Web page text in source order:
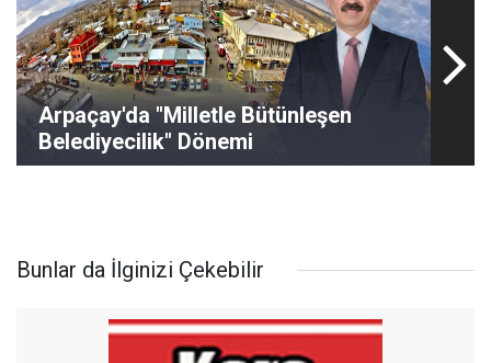
Arpaçay'da "Milletle Bütünleşen
Belediyecilik" Dönemi
Bunlar da İlginizi Çekebilir